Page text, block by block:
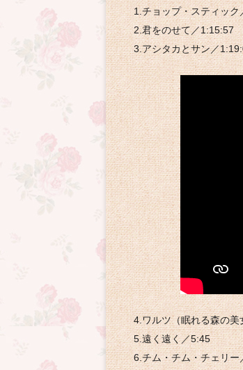
1.チョップ・スティック
2.君をのせて／1:15:57
3.アシタカとサン／
4.ワルツ（眠れる森の美
5.遠く遠く／5:45
6.チム・チム・チェリー